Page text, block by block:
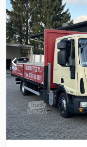
Année de construction:
de traction, Iveco
120 000 km Moteur : 5
Hjfx Ab Ijr Problème